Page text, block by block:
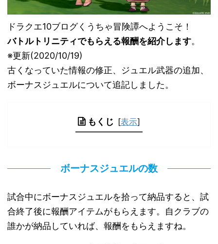
ドラクエ10ブログくうちゃ冒険譚へようこそ！
バトルトリニティでもらえる報酬を紹介します。
※更新(2020/10/19)
古くなっていた情報の修正、ジュエル武器の追加、
ボーナスジュエルについて追記しました。
もくじ [表示]
ボーナスジュエルの数
試合中にボーナスジュエルを拾って納品すると、試
合終了後に報酬アイテムがもらえます。自クラブの
誰かが納品していれば、報酬をもらえますね。